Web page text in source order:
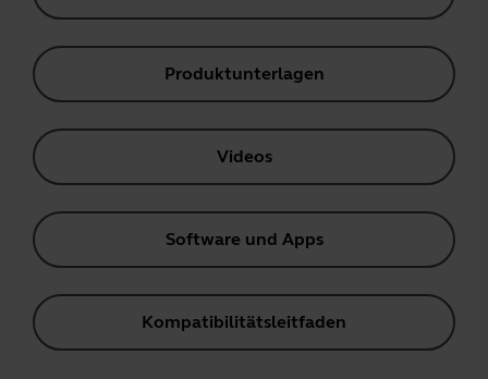
Produktunterlagen
Videos
Software und Apps
Kompatibilitätsleitfaden